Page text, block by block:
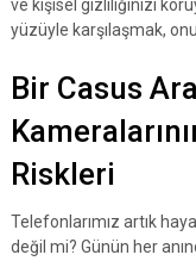
ve kişisel gizliliğinizi
yüzüyle karşılaşmak,
Bir Casus
Riskleri
Telefonlarımız artık
değil mi? Günün her